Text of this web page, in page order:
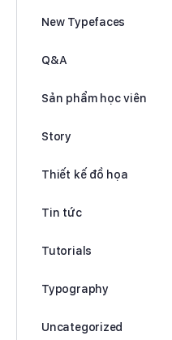
New Typefaces
Q&A
Sản phẩm học viên
Story
Thiết kế đồ họa
Tin tức
Tutorials
Typography
Uncategorized